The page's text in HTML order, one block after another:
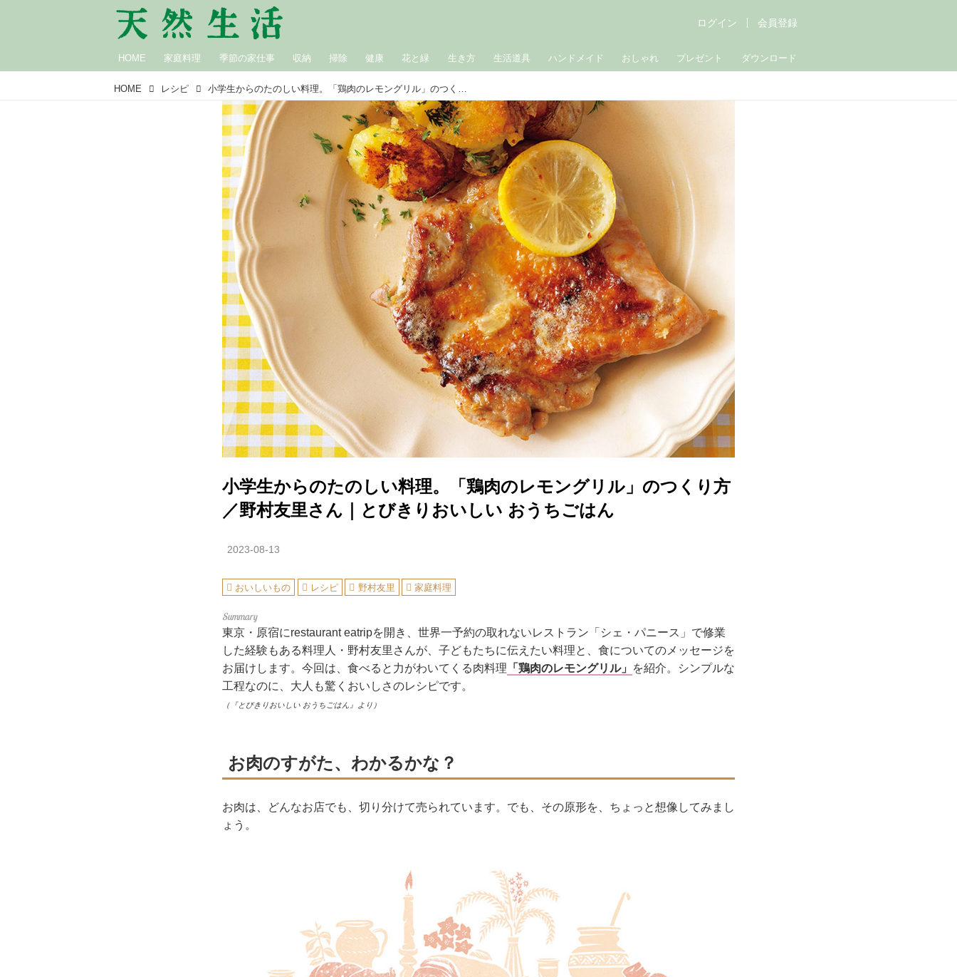
HOME 家庭料理 季節の家仕事 収納 掃除 健康 花と緑 生き方 生活道具 ハンドメイド おしゃれ プレゼント ダウンロード
ログイン 会員登録
HOME レシピ 小学生からのたのしい料理。「鶏肉のレモングリル」のつくり方／野村友里さん｜とびきりおいしい おうちごはん
小学生からのたのしい料理。「鶏肉のレモングリル」のつくり方
／野村友里さん｜とびきりおいしい おうちごはん
2023-08-13
おいしいもの レシピ 野村友里 家庭料理
東京・原宿にrestaurant eatripを開き、世界一予約の取れないレストラン「シェ・パニース」で修業
した経験もある料理人・野村友里さんが、子どもたちに伝えたい料理と、食についてのメッセージを
お届けします。今回は、食べると力がわいてくる肉料理 「鶏肉のレモングリル」
を紹介。シンプルな
工程なのに、大人も驚くおいしさのレシピです。
（『とびきりおいしい おうちごはん』より）
お肉のすがた、わかるかな？
お肉は、どんなお店でも、切り分けて売られています。でも、その原形を、ちょっと想像してみまし
ょう。